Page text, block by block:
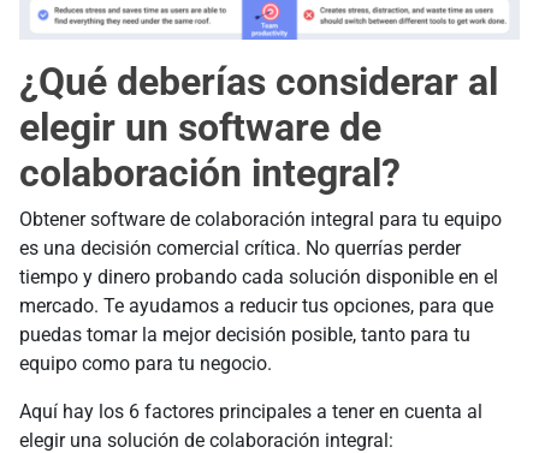
¿Qué deberías considerar al
elegir un software de
colaboración integral?
Obtener software de colaboración integral para tu equipo
es una decisión comercial crítica. No querrías perder
tiempo y dinero probando cada solución disponible en el
mercado. Te ayudamos a reducir tus opciones, para que
puedas tomar la mejor decisión posible, tanto para tu
equipo como para tu negocio.
Aquí hay los 6 factores principales a tener en cuenta al
elegir una solución de colaboración integral: